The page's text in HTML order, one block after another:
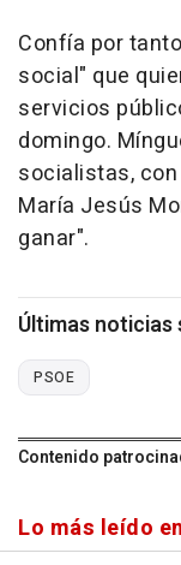
Confía por
social" que
servicios
domingo.
socialistas,
María Jesús
ganar".
Últimas
PSOE
Contenido
Lo más leído